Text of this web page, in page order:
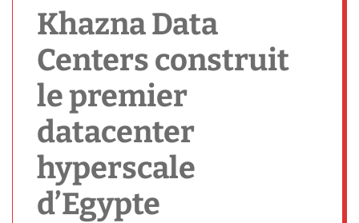
Khazna Data
Centers construit
le premier
datacenter
hyperscale
d’Egypte